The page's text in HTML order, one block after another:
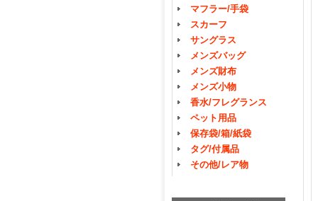
マフラー/手袋
スカーフ
サングラス
メンズバッグ
メンズ財布
メンズ小物
香水/フレグランス
ペット用品
保存袋/箱/紙袋
タグ/付属品
その他/レア物